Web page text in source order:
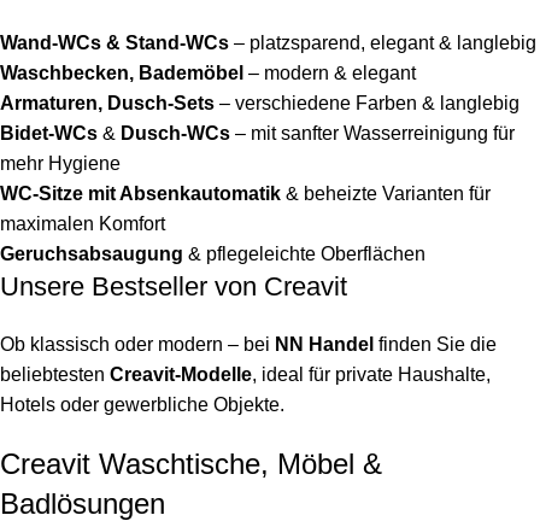
Wand-WCs & Stand-WCs – platzsparend, elegant & langlebig
Waschbecken, Bademöbel – modern & elegant
Armaturen, Dusch-Sets – verschiedene Farben & langlebig
Bidet-WCs & Dusch-WCs – mit sanfter Wasserreinigung für
mehr Hygiene
WC-Sitze mit Absenkautomatik & beheizte Varianten für
maximalen Komfort
Geruchsabsaugung & pflegeleichte Oberflächen
Unsere Bestseller von Creavit
Ob klassisch oder modern – bei NN Handel finden Sie die
beliebtesten Creavit-Modelle, ideal für private Haushalte,
Hotels oder gewerbliche Objekte.
Creavit Waschtische, Möbel &
Badlösungen